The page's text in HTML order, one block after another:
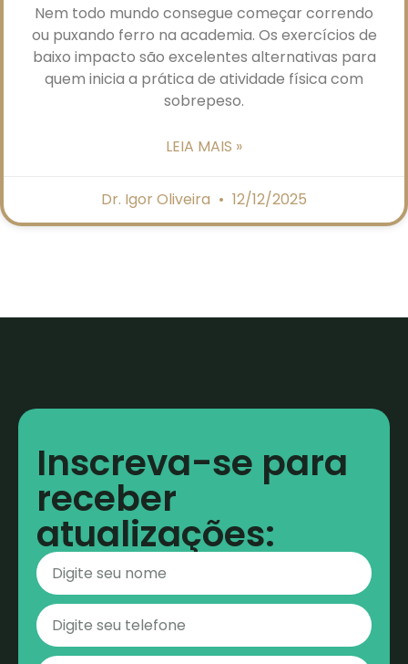
Nem todo mundo consegue começar correndo
ou puxando ferro na academia. Os exercícios de
baixo impacto são excelentes alternativas para
quem inicia a prática de atividade física com
sobrepeso.
LEIA MAIS »
Dr. Igor Oliveira 12/12/2025
Inscreva-se para
receber
atualizações: